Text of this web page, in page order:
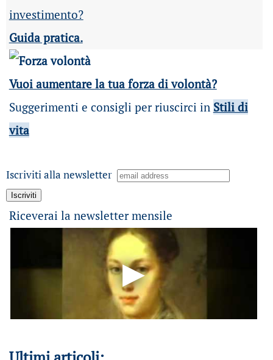
investimento?
Guida pratica.
Vuoi aumentare la tua forza di volontà?
Suggerimenti e consigli per riuscirci in Stili di
vita
Iscriviti alla newsletter
Riceverai la newsletter mensile